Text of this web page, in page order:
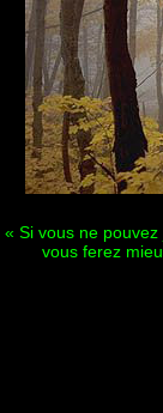
« Si vous ne
vous ferez